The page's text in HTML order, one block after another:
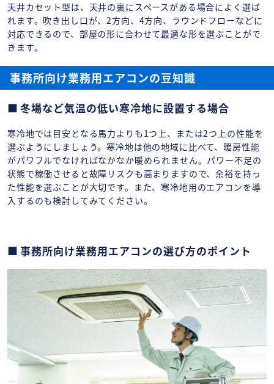
天井カセット型は、天井の裏にスペースがある場合によく選ば
れます。吹き出し口が、2方向、4方向、ラウンドフローなどに
対応できるので、部屋の形に合わせて最適な形を選ぶことがで
きます。
事務所向け業務用エアコンの豆知識
冬場など気温の低い寒冷地に設置する場合
寒冷地では目安となる馬力よりも1つ上、または2つ上の性能を
選ぶようにしましょう。寒冷地は他の地域に比べて、暖房性能
がパワフルでなければなかなか暖められません。パワー不足の
状態で稼働させると故障リスクも高まりますので、余裕を持っ
た性能を選ぶことが大切です。また、寒冷地用のエアコンを導
入するのも検討してみてください。
事務所向け業務用エアコンの選び方のポイント